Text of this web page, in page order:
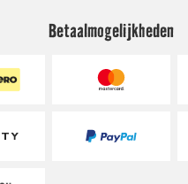
Betaalmogelijkheden